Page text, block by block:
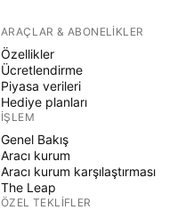
ARAÇLAR & ABONELIKLER
Özellikler
Ücretlendirme
Piyasa verileri
Hediye planları
İŞLEM
Genel Bakış
Aracı kurum
Aracı kurum karşılaştırması
The Leap
ÖZEL TEKLIFLER